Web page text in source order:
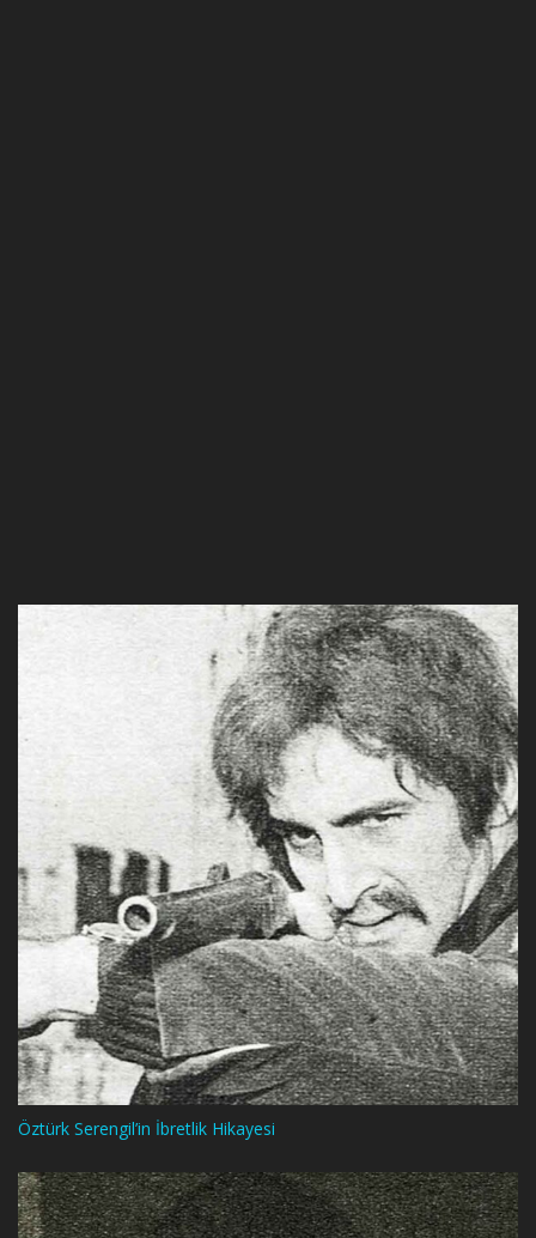
Öztürk Serengil’in İbretlik Hikayesi